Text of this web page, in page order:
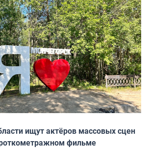
ищут актёров массовых сцен
фильме